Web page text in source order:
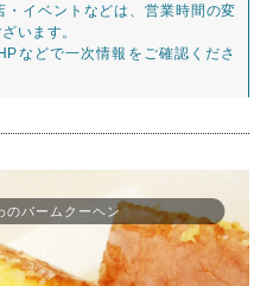
イベントなどは、営業時間の変
います。
などで一次情報をご確認くださ
のバームクーヘン